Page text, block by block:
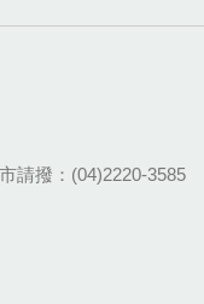
請撥：(04)2220-3585